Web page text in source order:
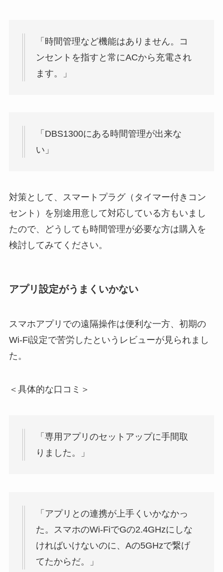
「時間管理など機能はありません。コ
ンセントを指すと常にACから充電され
ます。」
「DBS1300にある時間管理が出来な
い」
対策として、スマートプラグ（タイマー付きコン
セント）を別途用意して対応している方もいまし
たので、どうしても時間管理が必要な方は購入を
検討してみてください。
アプリ設定がうまくいかない
スマホアプリでの遠隔操作は便利な一方、初期の
Wi-Fi設定で苦労したというレビューが見られまし
た。
＜具体的な口コミ＞
「専用アプリのセットアップに手間取
りました。」
「アプリとの連携が上手くいかなかっ
た。スマホのWi-FiでGの2.4GHzにしな
ければいけないのに、Aの5GHzで繋げ
てたからだ。」